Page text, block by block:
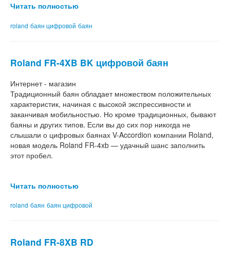
Читать полностью
roland баян цифровой баян
Roland FR-4XB BK цифровой баян
Интернет - магазин
Традиционный баян обладает множеством положительных
характеристик, начиная с высокой экспрессивности и
заканчивая мобильностью. Но кроме традиционных, бывают
баяны и других типов. Если вы до сих пор никогда не
слышали о цифровых баянах V-Accordion компании Roland,
новая модель Roland FR-4xb — удачный шанс заполнить
этот пробел.
Читать полностью
roland баян баян цифровой
Roland FR-8XB RD